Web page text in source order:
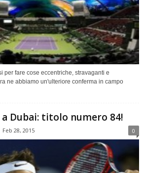
per fare cose eccentriche, stravaganti e
ne abbiamo un'ulteriore conferma in campo
Dubai: titolo numero 84!
Feb 28, 2015 0